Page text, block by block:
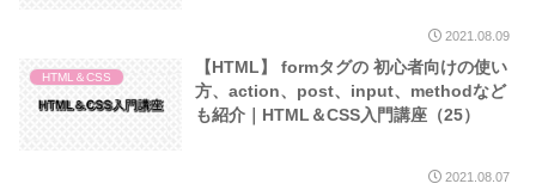
2021.08.09
HTML＆CSS
【HTML】 formタグの 初心者向けの使い
方、action、post、input、methodなど
も紹介｜HTML＆CSS入門講座（25）
2021.08.07